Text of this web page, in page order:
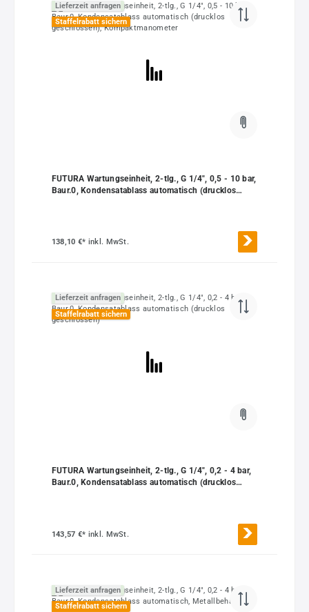
Lieferzeit anfragen
Staffelrabatt sichern
FUTURA Wartungseinheit, 2-tlg., G 1/4", 0,5 - 10 bar,
Baur.0, Kondensatablass automatisch (drucklos
138,10 €* inkl. MwSt.
Lieferzeit anfragen
Staffelrabatt sichern
FUTURA Wartungseinheit, 2-tlg., G 1/4", 0,2 - 4 bar,
Baur.0, Kondensatablass automatisch (drucklos
143,57 €* inkl. MwSt.
Lieferzeit anfragen
Staffelrabatt sichern